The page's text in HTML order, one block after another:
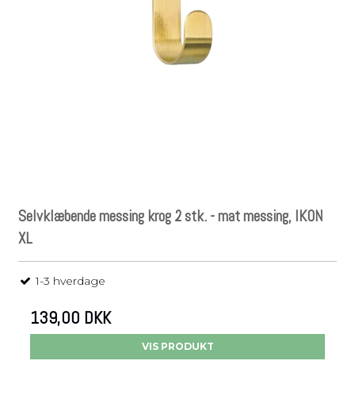
Selvklæbende messing krog 2 stk. - mat messing, IKON
XL
1-3 hverdage
139,00 DKK
VIS PRODUKT